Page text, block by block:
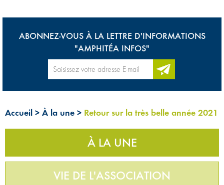
ABONNEZ-VOUS À LA LETTRE D'INFORMATIONS
"AMPHITÉA INFOS"
Accueil > À la une > Retour sur la très belle année 2021
À LA UNE
VIE DE L'ASSOCIATION